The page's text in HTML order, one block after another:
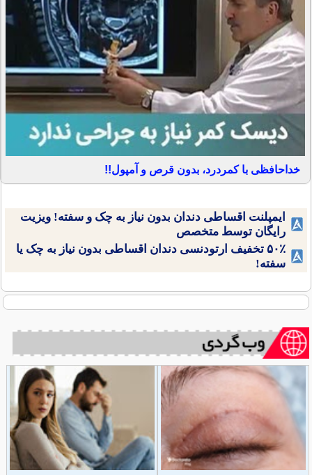
خداحافظی با کمردرد، بدون قرص و آمپول!!
ایمپلنت اقساطی دندان بدون نیاز به چک و سفته! ویزیت
رایگان توسط متخصص
۵۰٪ تخفیف ارتودنسی دندان اقساطی بدون نیاز به چک یا
سفته!